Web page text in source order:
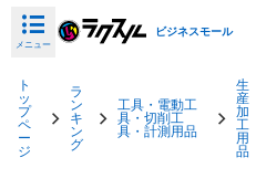
メニュー
ビジネスモール
ト
ッ
プ
ペ
ー
ジ
ラ
ン
キ
ン
グ
工具・電動工
具・切削工
具・計測用品
生
産
加
工
用
品